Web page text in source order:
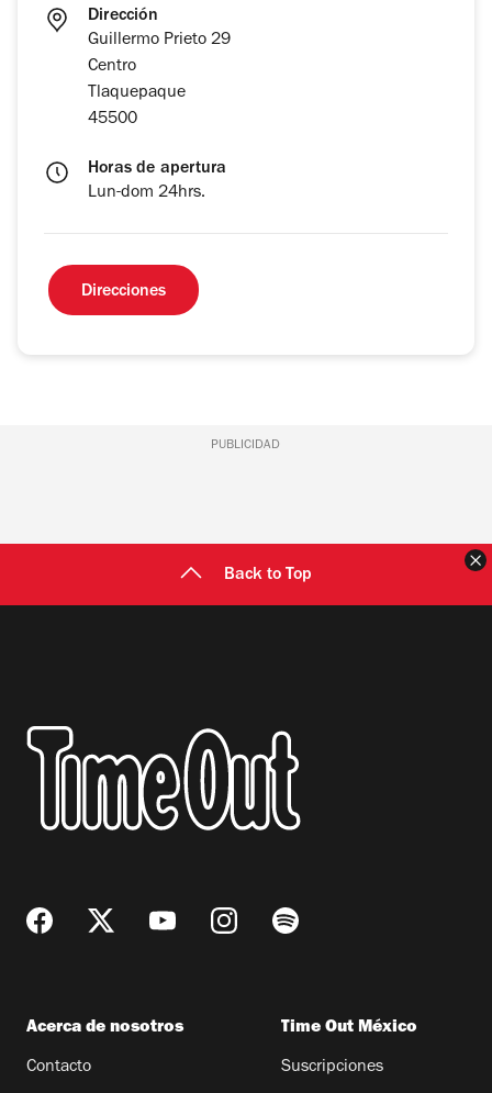
Dirección
Guillermo Prieto 29
Centro
Tlaquepaque
45500
Horas de apertura
Lun-dom 24hrs.
Direcciones
PUBLICIDAD
Back to Top
Acerca de nosotros
Contacto
Time Out México
Suscripciones